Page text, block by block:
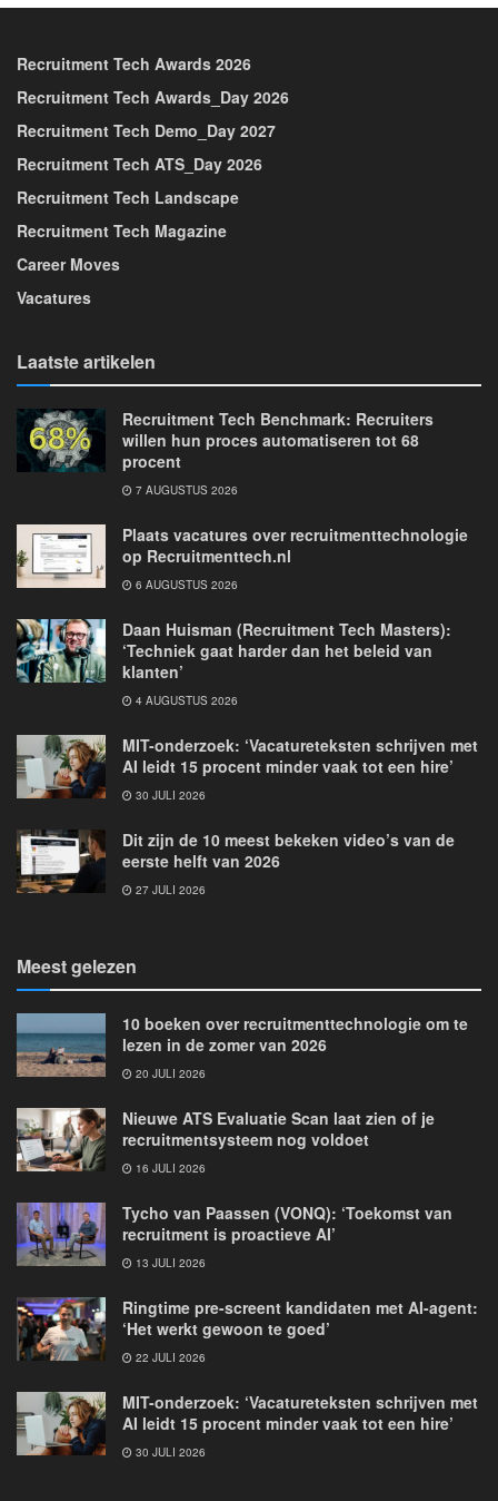
Recruitment Tech Awards 2026
Recruitment Tech Awards_Day 2026
Recruitment Tech Demo_Day 2027
Recruitment Tech ATS_Day 2026
Recruitment Tech Landscape
Recruitment Tech Magazine
Career Moves
Vacatures
Laatste artikelen
Recruitment Tech Benchmark: Recruiters
willen hun proces automatiseren tot 68
procent
7 AUGUSTUS 2026
Plaats vacatures over recruitmenttechnologie
op Recruitmenttech.nl
6 AUGUSTUS 2026
Daan Huisman (Recruitment Tech Masters):
‘Techniek gaat harder dan het beleid van
klanten’
4 AUGUSTUS 2026
MIT-onderzoek: ‘Vacatureteksten schrijven met
AI leidt 15 procent minder vaak tot een hire’
30 JULI 2026
Dit zijn de 10 meest bekeken video’s van de
eerste helft van 2026
27 JULI 2026
Meest gelezen
10 boeken over recruitmenttechnologie om te
lezen in de zomer van 2026
20 JULI 2026
Nieuwe ATS Evaluatie Scan laat zien of je
recruitmentsysteem nog voldoet
16 JULI 2026
Tycho van Paassen (VONQ): ‘Toekomst van
recruitment is proactieve AI’
13 JULI 2026
Ringtime pre-screent kandidaten met AI-agent:
‘Het werkt gewoon te goed’
22 JULI 2026
MIT-onderzoek: ‘Vacatureteksten schrijven met
AI leidt 15 procent minder vaak tot een hire’
30 JULI 2026